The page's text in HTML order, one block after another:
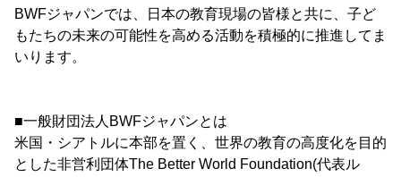
BWFジャパンでは、日本の教育現場の皆様と共に、子ど
もたちの未来の可能性を高める活動を積極的に推進してま
いります。
■一般財団法人BWFジャパンとは
米国・シアトルに本部を置く、世界の教育の高度化を目的
とした非営利団体The Better World Foundation(代表ル